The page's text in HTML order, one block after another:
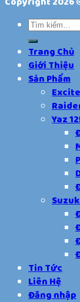
Trang Chủ
Giới Thiệu
Sản Phẩm
Yaz
Tin Tức
Liên Hệ
Đăng nhập